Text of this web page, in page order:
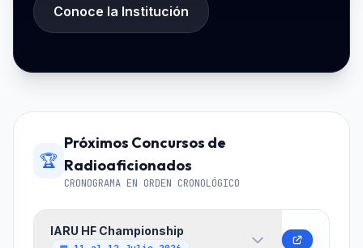
Conoce la Institución
🏆
Próximos Concursos de
Radioaficionados
CRONOGRAMA EN ORDEN CRONOLÓGICO
IARU HF Championship